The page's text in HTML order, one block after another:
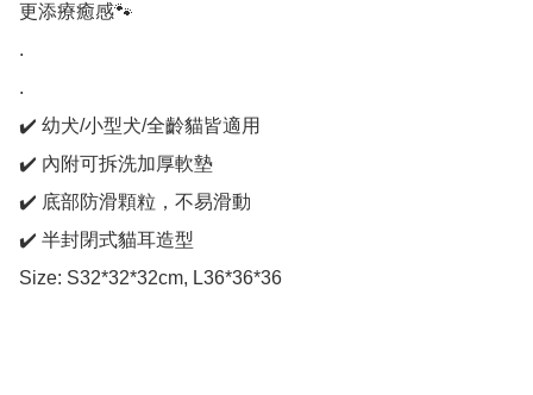
更添療癒感🐾
.
.
✔️ 幼犬/小型犬/全齡貓皆適用
✔️ 內附可拆洗加厚軟墊
✔️ 底部防滑顆粒，不易滑動
✔️ 半封閉式貓耳造型
Size: S32*32*32cm, L36*36*36